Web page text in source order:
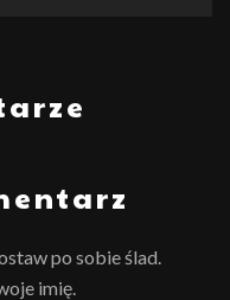
po sobie ślad.
imię.